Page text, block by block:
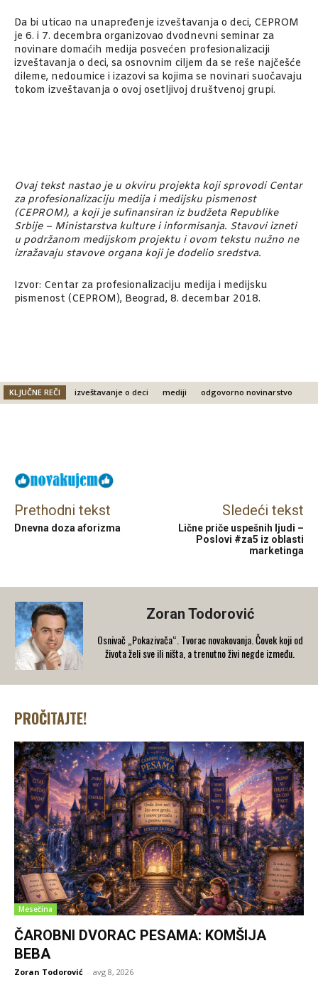
Da bi uticao na unapređenje izveštavanja o deci, CEPROM
je 6. i 7. decembra organizovao dvodnevni seminar za
novinare domaćih medija posvećen profesionalizaciji
izveštavanja o deci, sa osnovnim ciljem da se reše najčešće
dileme, nedoumice i izazovi sa kojima se novinari suočavaju
tokom izveštavanja o ovoj osetljivoj društvenoj grupi.
Ovaj tekst nastao je u okviru projekta koji sprovodi Centar
za profesionalizaciju medija i medijsku pismenost
(CEPROM), a koji je sufinansiran iz budžeta Republike
Srbije – Ministarstva kulture i informisanja. Stavovi izneti
u podržanom medijskom projektu i ovom tekstu nužno ne
izražavaju stavove organa koji je dodelio sredstva.
Izvor: Centar za profesionalizaciju medija i medijsku
pismenost (CEPROM), Beograd, 8. decembar 2018.
KLJUČNE REČI izveštavanje o deci mediji odgovorno novinarstvo
Prethodni tekst
Dnevna doza aforizma
Sledeći tekst
Lične priče uspešnih ljudi –
Poslovi #za5 iz oblasti
marketinga
Zoran Todorović
Osnivač „Pokazivača“. Tvorac novakovanja. Čovek koji od
života želi sve ili ništa, a trenutno živi negde između.
PROČITAJTE!
Mesečina
ČAROBNI DVORAC PESAMA: KOMŠIJA
BEBA
Zoran Todorović - avg 8, 2026